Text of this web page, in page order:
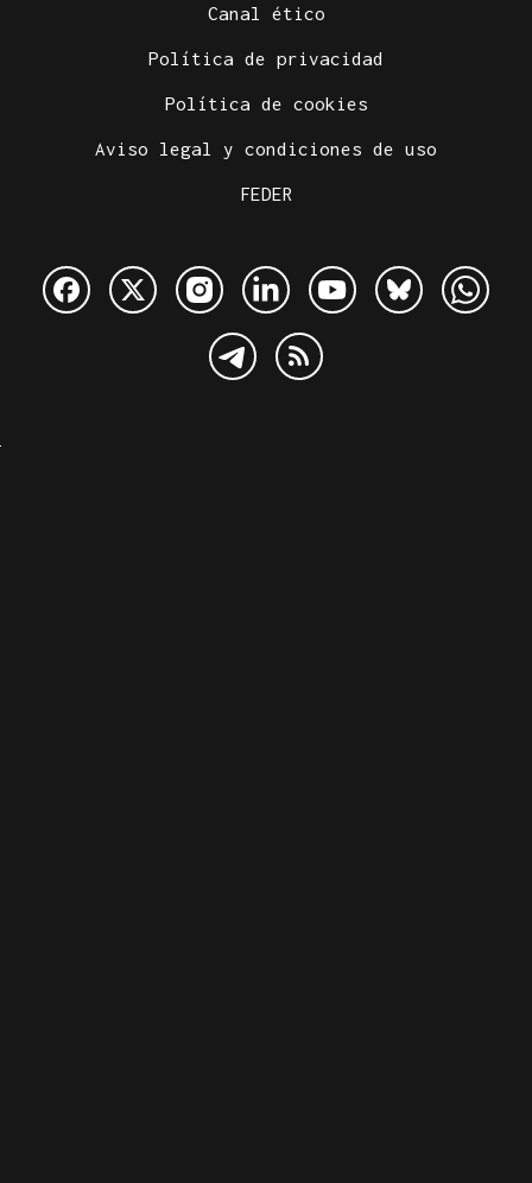
Canal ético
Política de privacidad
Política de cookies
Aviso legal y condiciones de uso
FEDER